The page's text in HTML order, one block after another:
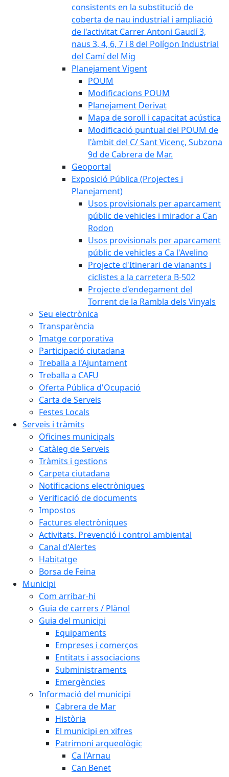
consistents en la substitució de
coberta de nau industrial i ampliació
de l'activitat Carrer Antoni Gaudí 3,
naus 3, 4, 6, 7 i 8 del Polígon Industrial
del Camí del Mig
Planejament Vigent
POUM
Modificacions POUM
Planejament Derivat
Mapa de soroll i capacitat acústica
Modificació puntual del POUM de
l'àmbit del C/ Sant Vicenç, Subzona
9d de Cabrera de Mar.
Geoportal
Exposició Pública (Projectes i
Planejament)
Usos provisionals per aparcament
públic de vehicles i mirador a Can
Rodon
Usos provisionals per aparcament
públic de vehicles a Ca l'Avelino
Projecte d'Itinerari de vianants i
ciclistes a la carretera B-502
Projecte d'endegament del
Torrent de la Rambla dels Vinyals
Seu electrònica
Transparència
Imatge corporativa
Participació ciutadana
Treballa a l'Ajuntament
Treballa a CAFU
Oferta Pública d'Ocupació
Carta de Serveis
Festes Locals
Serveis i tràmits
Oficines municipals
Catàleg de Serveis
Tràmits i gestions
Carpeta ciutadana
Notificacions electròniques
Verificació de documents
Impostos
Factures electròniques
Activitats. Prevenció i control ambiental
Canal d'Alertes
Habitatge
Borsa de Feina
Municipi
Com arribar-hi
Guia de carrers / Plànol
Guia del municipi
Equipaments
Empreses i comerços
Entitats i associacions
Subministraments
Emergències
Informació del municipi
Cabrera de Mar
Història
El municipi en xifres
Patrimoni arqueològic
Ca l'Arnau
Can Benet